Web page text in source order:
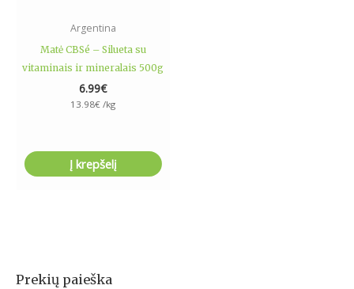
Prekių paieška
I
Argentina
Matė CBSé – Silueta su
vitaminais ir mineralais 500g
6.99€
13.98€ /kg
Į krepšelį